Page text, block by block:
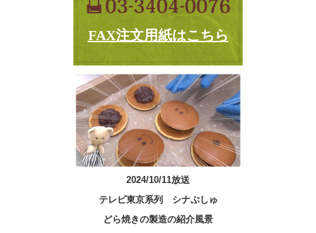
FAX注文用紙はこちら
2024/10/11放送
テレビ東京系列 シナぷしゅ
どら焼きの製造の紹介風景